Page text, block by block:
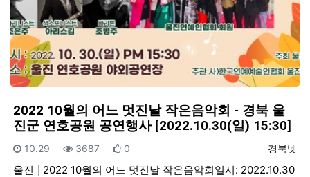
2022 10월의 어느 멋진날 작은음악회 - 경북 울
진군 연호공원 공연행사 [2022.10.30(일) 15:30]
등록자
경북넷
등록일
10.29 조회
3687 추천
0
울진
2022 10월의 어느 멋진날 작은음악회일시: 2022.10.30